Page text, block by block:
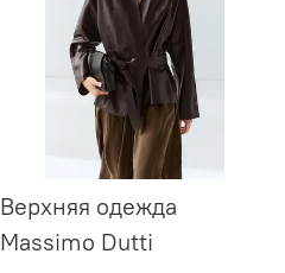
Верхняя одежда
Massimo Dutti